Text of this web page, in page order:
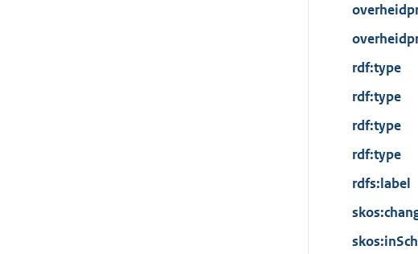
rdf:type
rdf:type
rdf:type
rdf:type
rdfs:label